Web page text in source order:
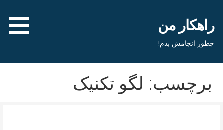
محتواراهکار من
چطور انجامش بدم!
برچسب: لگو تکنیک